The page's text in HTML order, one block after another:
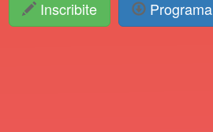
Inscribite Programa